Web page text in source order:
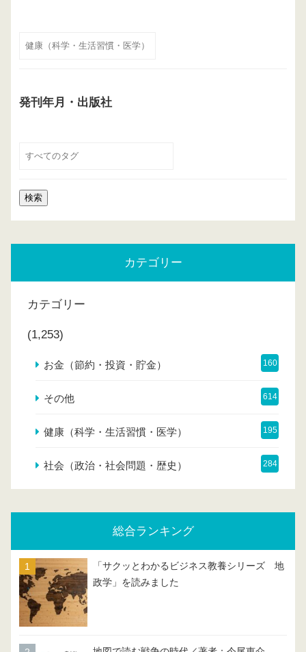
発刊年月・出版社
カテゴリー
カテゴリー
(1,253)
お金（節約・投資・貯金） 160
その他 614
健康（科学・生活習慣・医学） 195
社会（政治・社会問題・歴史） 284
総合ランキング
「サクッとわかるビジネス教養シリーズ 地
政学」を読みました